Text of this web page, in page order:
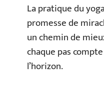
La pratique du
promesse de
un chemin de
chaque pas
l’horizon.